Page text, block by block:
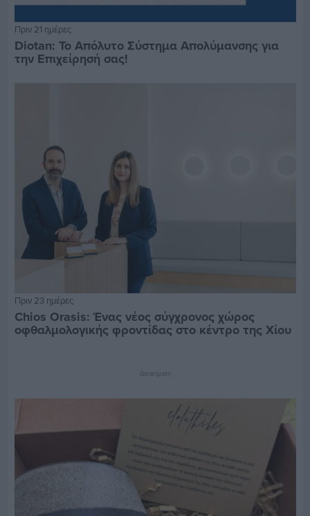
Πριν 21 ημέρες
Diotan: Το Απόλυτο Σύστημα Απολύμανσης για
την Επιχείρησή σας!
Πριν 23 ημέρες
Chios Orasis: Ένας νέος σύγχρονος χώρος
οφθαλμολογικής φροντίδας στο κέντρο της Χίου
Διαφήμιση